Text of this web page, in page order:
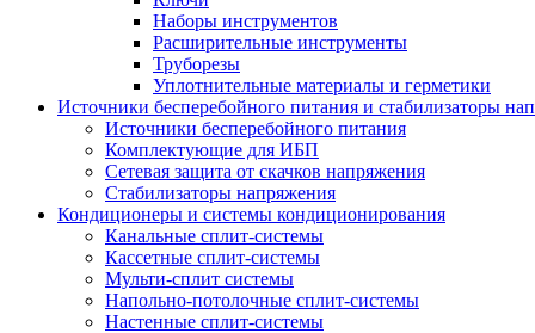
Наборы инструментов
Расширительные инструменты
Труборезы
Уплотнительные материалы и герметики
Источники бесперебойного питания и стабилизаторы
Источники бесперебойного питания
Комплектующие для ИБП
Сетевая защита от скачков напряжения
Стабилизаторы напряжения
Кондиционеры и системы кондиционирования
Канальные сплит-системы
Кассетные сплит-системы
Мульти-сплит системы
Напольно-потолочные сплит-системы
Настенные сплит-системы